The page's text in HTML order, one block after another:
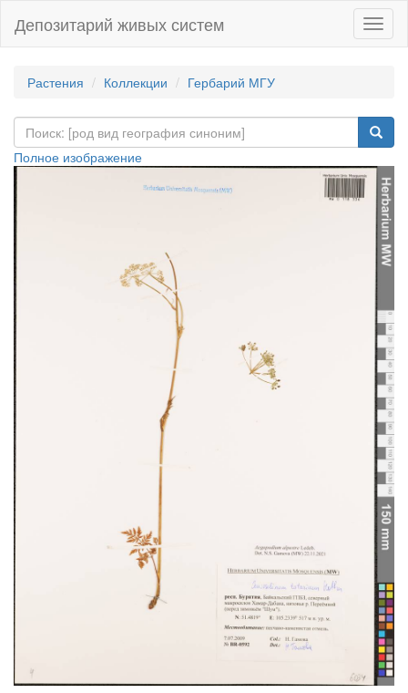
Депозитарий живых систем
Растения Коллекции Гербарий МГУ
Полное изображение